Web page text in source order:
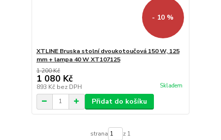
- 10 %
XTLINE Bruska stolní dvoukotoučová 150 W, 125
mm + lampa 40 W XT107125
1 200 Kč
1 080 Kč
893 Kč bez DPH Skladem
Přidat do košíku
strana z 1